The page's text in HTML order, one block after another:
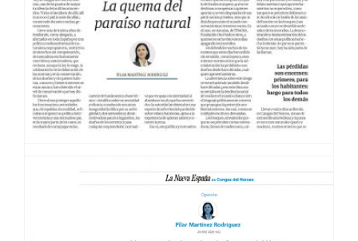
LA QUEMA DEL PARAÍSO NATURAL ·
LA NUEVA ESPAÑA 20/08/25